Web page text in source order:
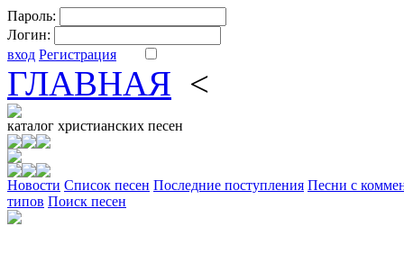
Пароль:
Логин:
вход Регистрация
ГЛАВНАЯ <
каталог христианских песен
Новости Cписок песен Последние поступления Песни с
типов Поиск песен